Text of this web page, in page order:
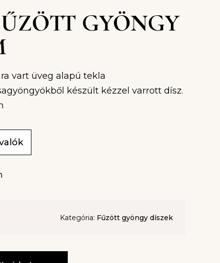
GYÖNGY
vart üveg alapú tekla
készült kézzel varrott dísz.
Kategória: Fűzött gyöngy díszek